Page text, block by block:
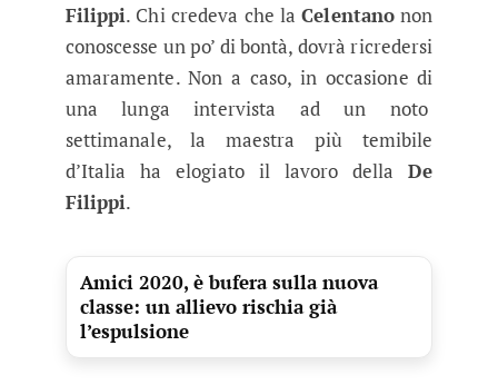
Filippi. Chi credeva che laCelentano non
conoscesse un po’ di bontà, dovrà ricredersi
amaramente. Non a caso, in occasione di
una lunga intervista ad un noto
settimanale, la maestra più temibile
d’Italia ha elogiato il lavoro dellaDe
Filippi.
Amici 2020, è bufera sulla nuova
classe: un allievo rischia già
l’espulsione